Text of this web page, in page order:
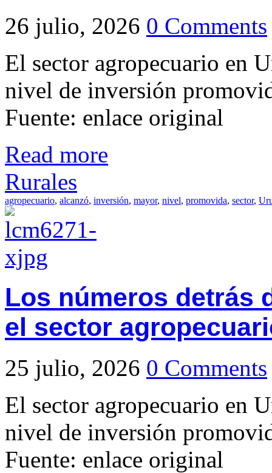
26 julio, 2026 0 Comments
El sector agropecuario en
nivel de inversión
Fuente: enlace original
Read more
Rurales
agropecuario, alcanzó, inversión, mayor, nivel, promovida, sector,
Los números detrás
el sector
25 julio, 2026 0 Comments
El sector agropecuario en
nivel de inversión
Fuente: enlace original